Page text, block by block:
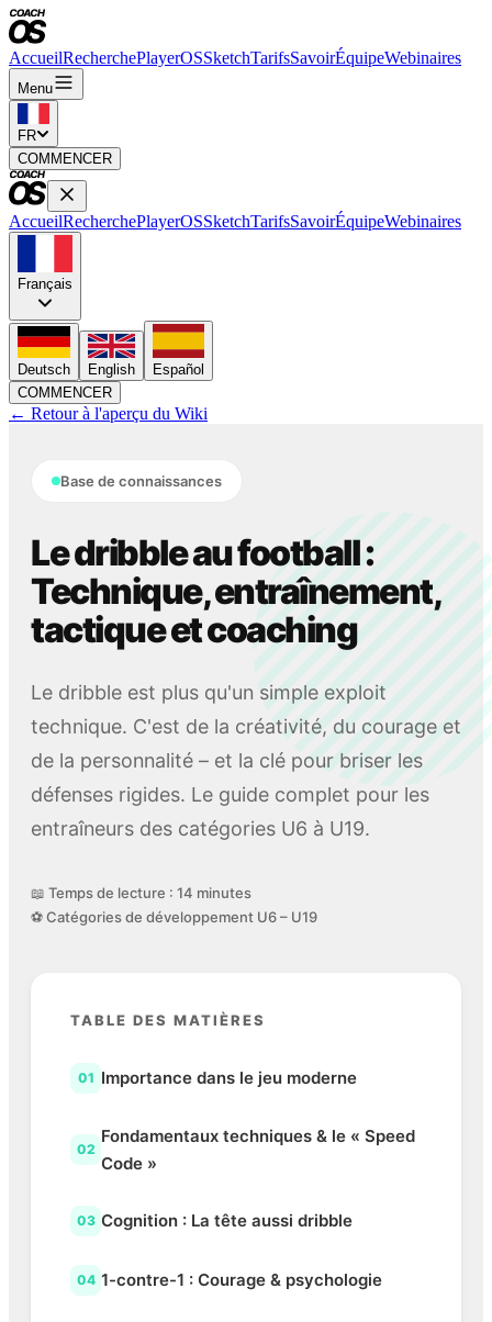
AccueilRecherchePlayerOSSketchTarifsSavoirÉquipeWebinaires
Menu
FR
COMMENCER
AccueilRecherchePlayerOSSketchTarifsSavoirÉquipeWebinaires
Français
Deutsch English
Español
COMMENCER
← Retour à l'aperçu du Wiki
Base de connaissances
Le dribble au football :
Technique, entraînement,
tactique et coaching
Le dribble est plus qu'un simple exploit
technique. C'est de la créativité, du courage et
de la personnalité – et la clé pour briser les
défenses rigides. Le guide complet pour les
entraîneurs des catégories U6 à U19.
📖 Temps de lecture : 14 minutes
⚽ Catégories de développement U6 – U19
TABLE DES MATIÈRES
01 Importance dans le jeu moderne
02
Fondamentaux techniques & le « Speed
Code »
03 Cognition : La tête aussi dribble
04 1-contre-1 : Courage & psychologie